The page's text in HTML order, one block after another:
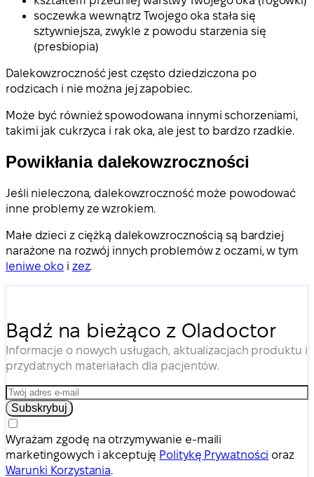
soczewka wewnątrz Twojego oka stała się
sztywniejsza, zwykle z powodu starzenia się
(presbiopia)
Dalekowzroczność jest często dziedziczona po
rodzicach i nie można jej zapobiec.
Może być również spowodowana innymi schorzeniami,
takimi jak cukrzyca i rak oka, ale jest to bardzo rzadkie.
Powikłania dalekowzroczności
Jeśli nieleczona, dalekowzroczność może powodować
inne problemy ze wzrokiem.
Małe dzieci z ciężką dalekowzrocznością są bardziej
narażone na rozwój innych problemów z oczami, w tym
leniwe oko i zez.
Bądź na bieżąco z Oladoctor
Informacje o nowych usługach, aktualizacjach produktu i
przydatnych materiałach dla pacjentów.
Subskrybuj
Wyrażam zgodę na otrzymywanie e-maili
marketingowych i akceptuję Politykę Prywatności oraz
Warunki Korzystania.